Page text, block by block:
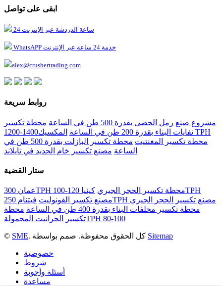
ابقى على تواصل
24 ساعة الدردشة عبر الإنترنت
WhatsAPP خدمة 24 ساعة عبر الإنترنت
alex@crushertrading.com
روابط سريعة
مشروع صنع رمل الحصى بقدرة 500 طن في الساعة
محطة تكسير
نفايات البناء بقدرة 200 طن في الساعة
المكسيك1400-1200 TPH
محطة تكسير المغنتيت
محطة تكسير البازلت بقدرة 500 طن في
الساعة مصنع تكسير خام الحديد في تايلاند
ستار القضية
عمان 300TPH محطة تكسير الحجر الجيري
كينيا 120-100TPH
مصنع تكسير الفونوليت
فيتنام 250TPH مصنع تكسير الحجر الجيري
محطة تكسير مخلفات البناء بقدرة 400 طن في الساعة
محطة
تكسير الجرانيت المحمولةTPH 80-100
© SME Sitemap
خصوصية
شروط
أسئلة وأجوبة
مساعدة